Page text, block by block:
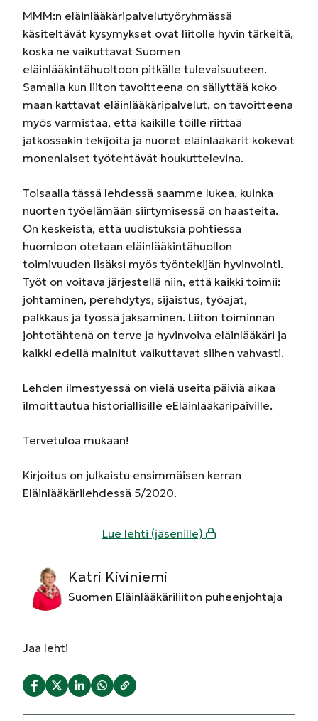
MMM:n eläinlääkäripalvelutyöryhmässä
käsiteltävät kysymykset ovat liitolle hyvin tärkeitä,
koska ne vaikuttavat Suomen
eläinlääkintähuoltoon pitkälle tulevaisuuteen.
Samalla kun liiton tavoitteena on säilyttää koko
maan kattavat eläinlääkäripalvelut, on tavoitteena
myös varmistaa, että kaikille töille riittää
jatkossakin tekijöitä ja nuoret eläinlääkärit kokevat
monenlaiset työtehtävät houkuttelevina.
Toisaalla tässä lehdessä saamme lukea, kuinka
nuorten työelämään siirtymisessä on haasteita.
On keskeistä, että uudistuksia pohtiessa
huomioon otetaan eläinlääkintähuollon
toimivuuden lisäksi myös työntekijän hyvinvointi.
Työt on voitava järjestellä niin, että kaikki toimii:
johtaminen, perehdytys, sijaistus, työajat,
palkkaus ja työssä jaksaminen. Liiton toiminnan
johtotähtenä on terve ja hyvinvoiva eläinlääkäri ja
kaikki edellä mainitut vaikuttavat siihen vahvasti.
Lehden ilmestyessä on vielä useita päiviä aikaa
ilmoittautua historiallisille eEläinlääkäripäiville.
Tervetuloa mukaan!
Kirjoitus on julkaistu ensimmäisen kerran
Eläinlääkärilehdessä 5/2020.
Lue lehti (jäsenille)
Katri Kiviniemi
Suomen Eläinlääkäriliiton puheenjohtaja
Jaa lehti